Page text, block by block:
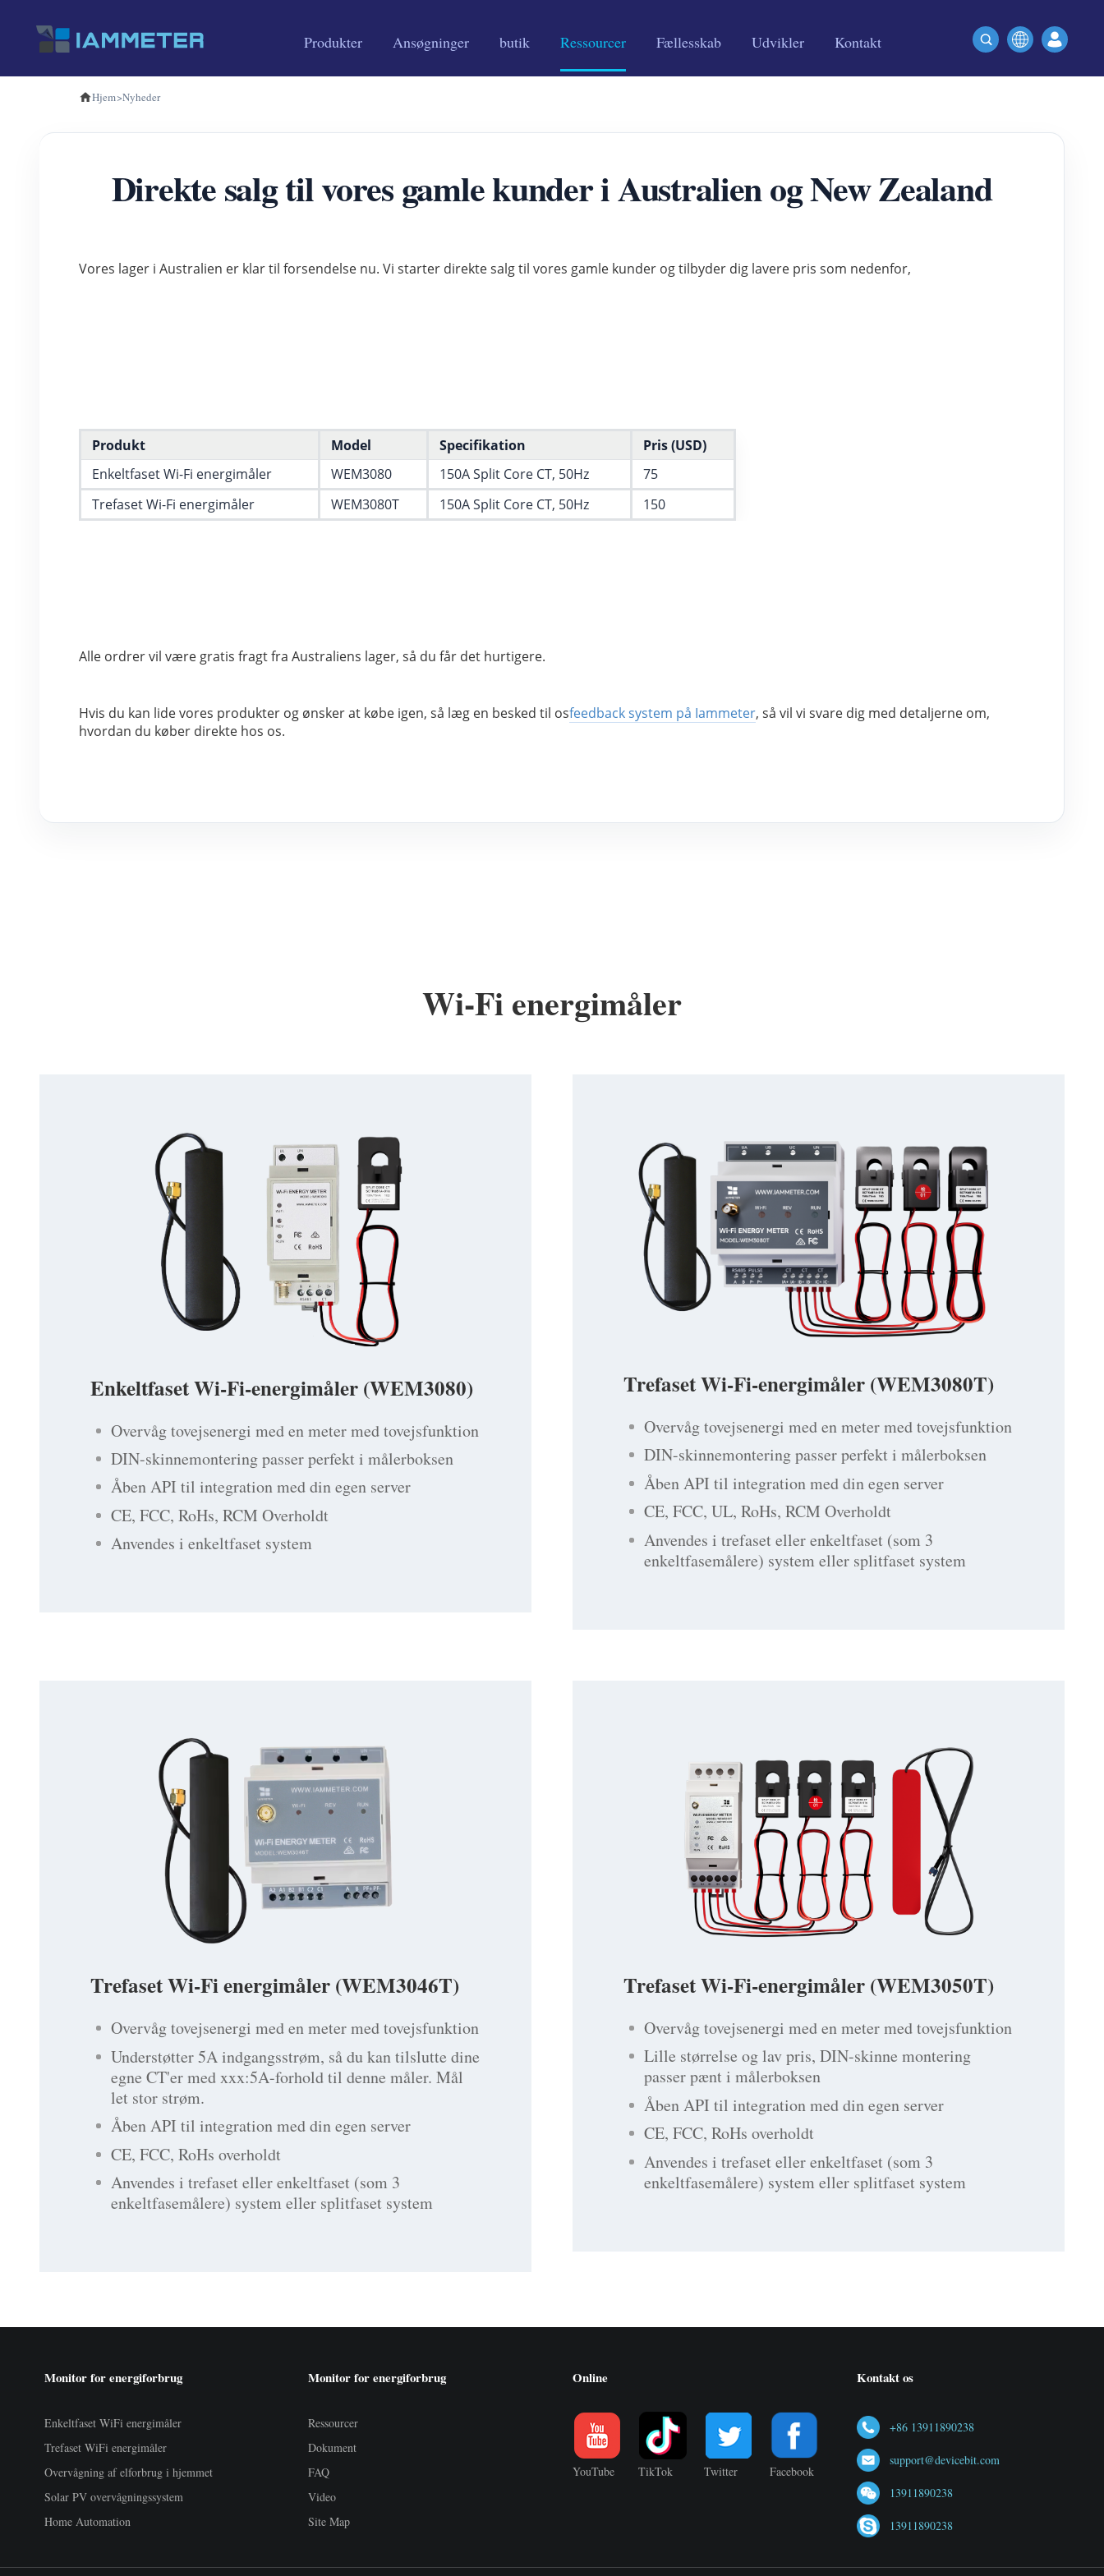
Produkter Ansøgninger butik Ressourcer Fællesskab Udvikler Kontakt
Hjem>Nyheder
Direkte salg til vores gamle kunder i Australien og New Zealand
Vores lager i Australien er klar til forsendelse nu. Vi starter direkte salg til vores gamle kunder og tilbyder dig lavere pris som nedenfor,
Produkt Model Specifikation
Pris (USD)
Enkeltfaset Wi-Fi energimåler
WEM3080 150A Split Core CT, 50Hz
75
Trefaset Wi-Fi energimåler
WEM3080T 150A Split Core CT, 50Hz 150
Alle ordrer vil være gratis fragt fra Australiens lager, så du får det hurtigere.
Hvis du kan lide vores produkter og ønsker at købe igen, så læg en besked til osfeedback system på Iammeter, så vil vi svare dig med detaljerne om,
hvordan du køber direkte hos os.
Wi-Fi energimåler
Trefaset Wi-Fi-energimåler (WEM3080T)
Overvåg tovejsenergi med en meter med tovejsfunktion
DIN-skinnemontering passer perfekt i målerboksen
Åben API til integration med din egen server
CE, FCC, UL, RoHs, RCM Overholdt
Anvendes i trefaset eller enkeltfaset (som 3
enkeltfasemålere) system eller splitfaset system
Enkeltfaset Wi-Fi-energimåler (WEM3080)
Overvåg tovejsenergi med en meter med tovejsfunktion
DIN-skinnemontering passer perfekt i målerboksen
Åben API til integration med din egen server
CE, FCC, RoHs, RCM Overholdt
Anvendes i enkeltfaset system
Trefaset Wi-Fi energimåler (WEM3046T)
Overvåg tovejsenergi med en meter med tovejsfunktion
Understøtter 5A indgangsstrøm, så du kan tilslutte dine
egne CT'er med xxx:5A-forhold til denne måler. Mål
let stor strøm.
Åben API til integration med din egen server
CE, FCC, RoHs overholdt
Anvendes i trefaset eller enkeltfaset (som 3
enkeltfasemålere) system eller splitfaset system
Trefaset Wi-Fi-energimåler (WEM3050T)
Overvåg tovejsenergi med en meter med tovejsfunktion
Lille størrelse og lav pris, DIN-skinne montering
passer pænt i målerboksen
Åben API til integration med din egen server
CE, FCC, RoHs overholdt
Anvendes i trefaset eller enkeltfaset (som 3
enkeltfasemålere) system eller splitfaset system
Monitor for energiforbrug
Enkeltfaset WiFi energimåler
Trefaset WiFi energimåler
Overvågning af elforbrug i hjemmet
Solar PV overvågningssystem
Home Automation
Monitor for energiforbrug
Ressourcer
Dokument
FAQ
Video
Site Map
Online
YouTube TikTok Twitter Facebook
Kontakt os
+86 13911890238
support@devicebit.com
13911890238
13911890238